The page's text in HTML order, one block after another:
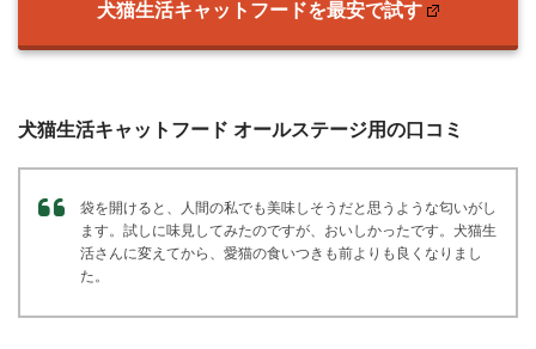
犬猫生活キャットフードを最安で試す
犬猫生活キャットフード オールステージ用の口コミ
袋を開けると、人間の私でも美味しそうだと思うような匂いがし
ます。試しに味見してみたのですが、おいしかったです。犬猫生
活さんに変えてから、愛猫の食いつきも前よりも良くなりまし
た。